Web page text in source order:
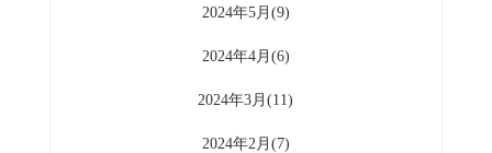
2024年5月(9)
2024年4月(6)
2024年3月(11)
2024年2月(7)